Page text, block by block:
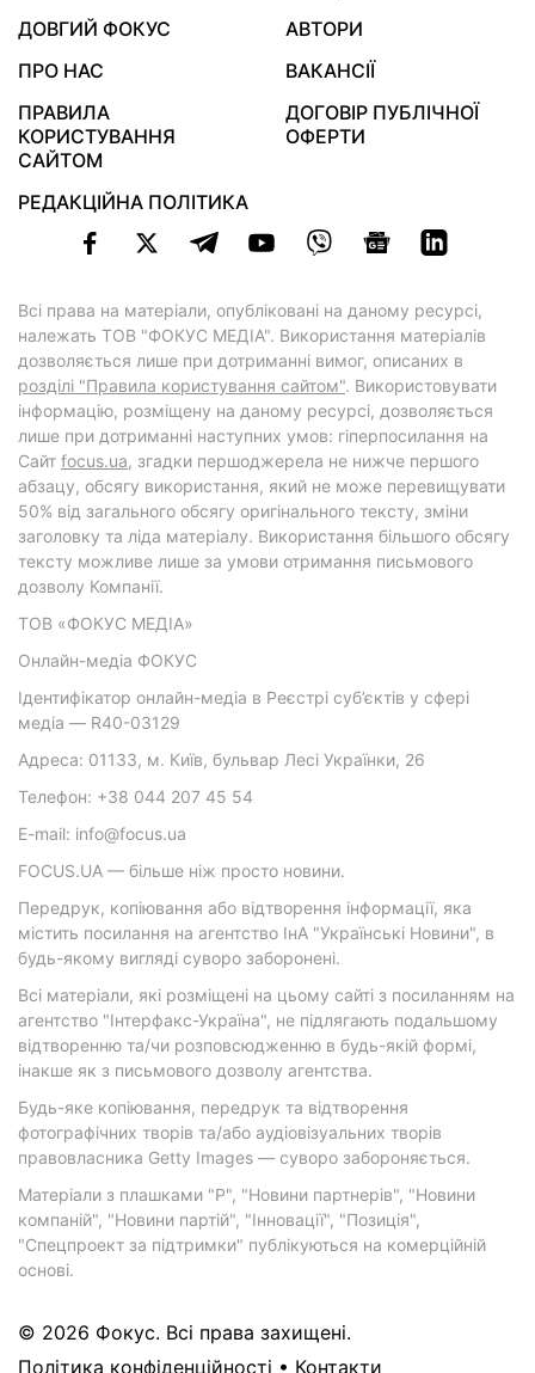
ДОВГИЙ ФОКУС
АВТОРИ
ПРО НАС
ВАКАНСІЇ
ПРАВИЛА
КОРИСТУВАННЯ
САЙТОМ
ДОГОВІР ПУБЛІЧНОЇ
ОФЕРТИ
РЕДАКЦІЙНА ПОЛІТИКА
Всі права на матеріали, опубліковані на даному ресурсі,
належать ТОВ "ФОКУС МЕДІА". Використання матеріалів
дозволяється лише при дотриманні вимог, описаних в
розділі "Правила користування сайтом". Використовувати
інформацію, розміщену на даному ресурсі, дозволяється
лише при дотриманні наступних умов: гіперпосилання на
Cайт focus.ua, згадки першоджерела не нижче першого
абзацу, обсягу використання, який не може перевищувати
50% від загального обсягу оригінального тексту, зміни
заголовку та ліда матеріалу. Використання більшого обсягу
тексту можливе лише за умови отримання письмового
дозволу Компанії.
ТОВ «ФОКУС МЕДІА»
Онлайн-медіа ФОКУС
Ідентифікатор онлайн-медіа в Реєстрі суб’єктів у сфері
медіа — R40-03129
Адреса: 01133, м. Київ, бульвар Лесі Українки, 26
Телефон: +38 044 207 45 54
E-mail: info@focus.ua
FOCUS.UA — більше ніж просто новини.
Передрук, копіювання або відтворення інформації, яка
містить посилання на агентство ІнА "Українські Новини", в
будь-якому вигляді суворо заборонені.
Всі матеріали, які розміщені на цьому сайті з посиланням на
агентство "Інтерфакс-Україна", не підлягають подальшому
відтворенню та/чи розповсюдженню в будь-якій формі,
інакше як з письмового дозволу агентства.
Будь-яке копіювання, передрук та відтворення
фотографічних творів та/або аудіовізуальних творів
правовласника Getty Images — суворо забороняється.
Матеріали з плашками "Р", "Новини партнерів", "Новини
компаній", "Новини партій", "Інновації", "Позиція",
"Спецпроект за підтримки" публікуються на комерційній
основі.
© 2026 Фокус. Всі права захищені.
Політика конфіденційності • Контакти